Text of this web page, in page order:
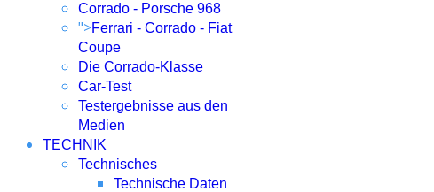
Corrado - Porsche 968
">Ferrari - Corrado - Fiat
Coupe
Die Corrado-Klasse
Car-Test
Testergebnisse aus den
Medien
TECHNIK
Technisches
Technische Daten